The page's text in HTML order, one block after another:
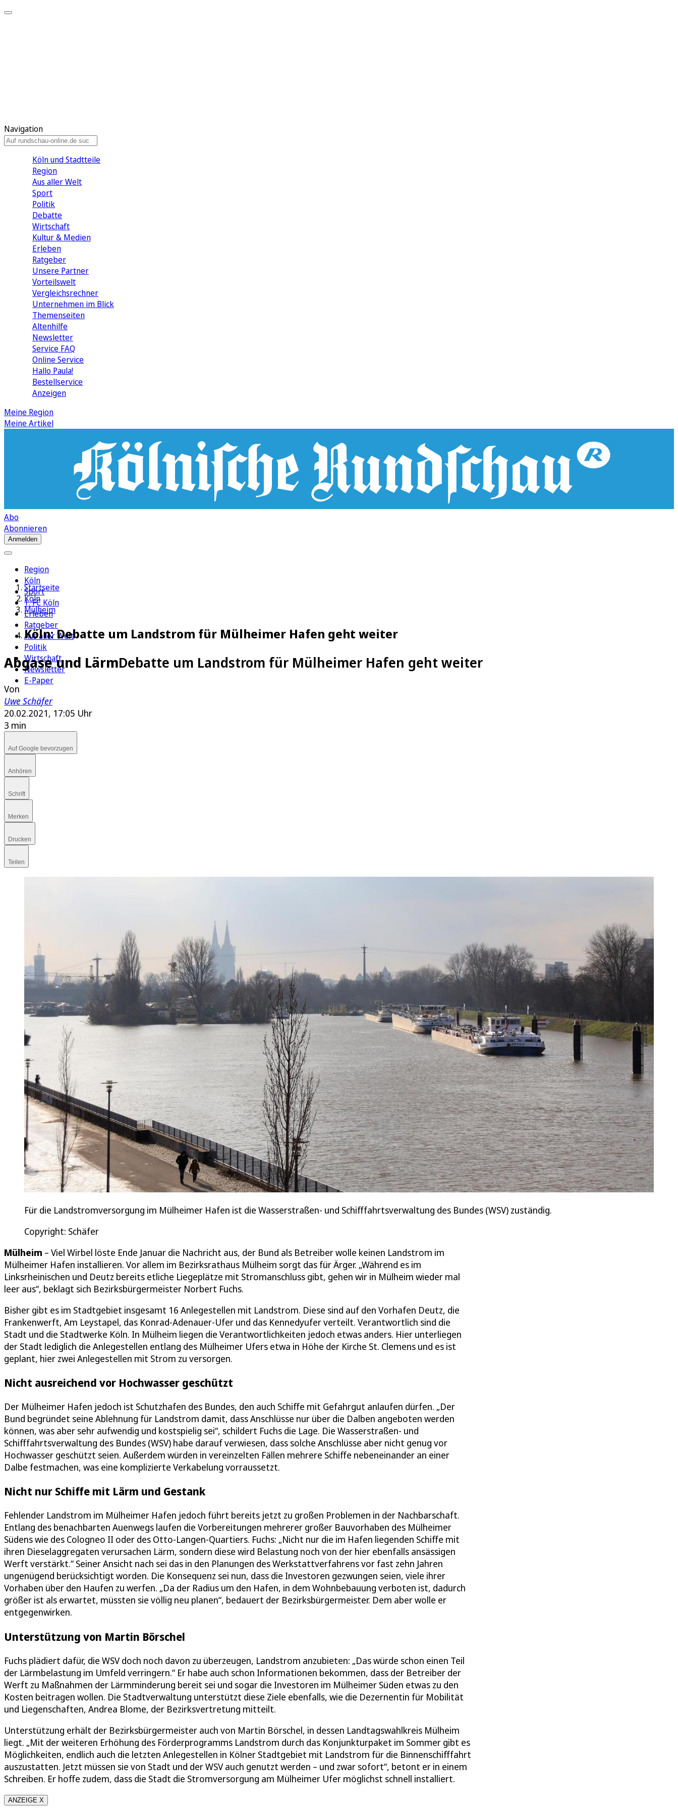
Navigation
Köln und Stadtteile
Region
Aus aller Welt
Sport
Politik
Debatte
Wirtschaft
Kultur & Medien
Erleben
Ratgeber
Unsere Partner
Vorteilswelt
Vergleichsrechner
Unternehmen im Blick
Themenseiten
Altenhilfe
Newsletter
Service FAQ
Online Service
Hallo Paula!
Bestellservice
Anzeigen
Meine Region
Meine Artikel
Abo
Abonnieren
Anmelden
Region
Köln
Sport
1. FC Köln
Erleben
Ratgeber
Aus aller Welt
Politik
Wirtschaft
Newsletter
E-Paper
Startseite
Köln
Mülheim
Köln: Debatte um Landstrom für Mülheimer Hafen geht weiter
Abgase und LärmDebatte um Landstrom für Mülheimer Hafen geht weiter
Von
Uwe Schäfer
20.02.2021, 17:05 Uhr
3 min
Auf Google bevorzugen
Anhören
Schrift
Merken
Drucken
Teilen
Für die Landstromversorgung im Mülheimer Hafen ist die Wasserstraßen- und Schifffahrtsverwaltung des Bundes (WSV) zuständig.
Copyright: Schäfer
Mülheim – Viel Wirbel löste Ende Januar die Nachricht aus, der Bund als Betreiber wolle keinen Landstrom im
Mülheimer Hafen installieren. Vor allem im Bezirksrathaus Mülheim sorgt das für Ärger. „Während es im
Linksrheinischen und Deutz bereits etliche Liegeplätze mit Stromanschluss gibt, gehen wir in Mülheim wieder mal
leer aus“, beklagt sich Bezirksbürgermeister Norbert Fuchs.
Bisher gibt es im Stadtgebiet insgesamt 16 Anlegestellen mit Landstrom. Diese sind auf den Vorhafen Deutz, die
Frankenwerft, Am Leystapel, das Konrad-Adenauer-Ufer und das Kennedyufer verteilt. Verantwortlich sind die
Stadt und die Stadtwerke Köln. In Mülheim liegen die Verantwortlichkeiten jedoch etwas anders. Hier unterliegen
der Stadt lediglich die Anlegestellen entlang des Mülheimer Ufers etwa in Höhe der Kirche St. Clemens und es ist
geplant, hier zwei Anlegestellen mit Strom zu versorgen.
Nicht ausreichend vor Hochwasser geschützt
Der Mülheimer Hafen jedoch ist Schutzhafen des Bundes, den auch Schiffe mit Gefahrgut anlaufen dürfen. „Der
Bund begründet seine Ablehnung für Landstrom damit, dass Anschlüsse nur über die Dalben angeboten werden
können, was aber sehr aufwendig und kostspielig sei“, schildert Fuchs die Lage. Die Wasserstraßen- und
Schifffahrtsverwaltung des Bundes (WSV) habe darauf verwiesen, dass solche Anschlüsse aber nicht genug vor
Hochwasser geschützt seien. Außerdem würden in vereinzelten Fällen mehrere Schiffe nebeneinander an einer
Dalbe festmachen, was eine komplizierte Verkabelung vorraussetzt.
Nicht nur Schiffe mit Lärm und Gestank
Fehlender Landstrom im Mülheimer Hafen jedoch führt bereits jetzt zu großen Problemen in der Nachbarschaft.
Entlang des benachbarten Auenwegs laufen die Vorbereitungen mehrerer großer Bauvorhaben des Mülheimer
Südens wie des Cologneo II oder des Otto-Langen-Quartiers. Fuchs: „Nicht nur die im Hafen liegenden Schiffe mit
ihren Dieselaggregaten verursachen Lärm, sondern diese wird Belastung noch von der hier ebenfalls ansässigen
Werft verstärkt.“ Seiner Ansicht nach sei das in den Planungen des Werkstattverfahrens vor fast zehn Jahren
ungenügend berücksichtigt worden. Die Konsequenz sei nun, dass die Investoren gezwungen seien, viele ihrer
Vorhaben über den Haufen zu werfen. „Da der Radius um den Hafen, in dem Wohnbebauung verboten ist, dadurch
größer ist als erwartet, müssten sie völlig neu planen“, bedauert der Bezirksbürgermeister. Dem aber wolle er
entgegenwirken.
Unterstützung von Martin Börschel
Fuchs plädiert dafür, die WSV doch noch davon zu überzeugen, Landstrom anzubieten: „Das würde schon einen Teil
der Lärmbelastung im Umfeld verringern.“ Er habe auch schon Informationen bekommen, dass der Betreiber der
Werft zu Maßnahmen der Lärmminderung bereit sei und sogar die Investoren im Mülheimer Süden etwas zu den
Kosten beitragen wollen. Die Stadtverwaltung unterstützt diese Ziele ebenfalls, wie die Dezernentin für Mobilität
und Liegenschaften, Andrea Blome, der Bezirksvertretung mitteilt.
Unterstützung erhält der Bezirksbürgermeister auch von Martin Börschel, in dessen Landtagswahlkreis Mülheim
liegt. „Mit der weiteren Erhöhung des Förderprogramms Landstrom durch das Konjunkturpaket im Sommer gibt es
Möglichkeiten, endlich auch die letzten Anlegestellen in Kölner Stadtgebiet mit Landstrom für die Binnenschifffahrt
auszustatten. Jetzt müssen sie von Stadt und der WSV auch genutzt werden – und zwar sofort“, betont er in einem
Schreiben. Er hoffe zudem, dass die Stadt die Stromversorgung am Mülheimer Ufer möglichst schnell installiert.
ANZEIGE X